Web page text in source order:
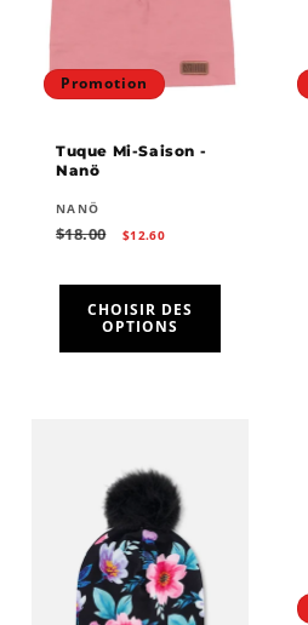
Promotion
Tuque Mi-Saison -
Nanö
Fournisseur :
NANÖ
Prix
$18.00
Prix
$12.60
CHOISIR DES
OPTIONS